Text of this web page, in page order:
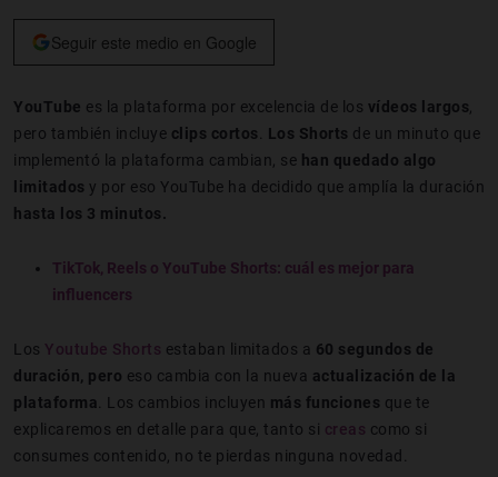
Seguir este medio en Google
YouTube es la plataforma por excelencia de los vídeos largos
pero también incluye clips cortos Los Shorts de un minuto que
implementó la plataforma cambian, se han quedado algo
limitados y por eso YouTube ha decidido que amplía la duración
hasta los 3 minutos.
TikTok, Reels o YouTube Shorts: cuál es mejor para
influencers
Los Youtube Shorts estaban limitados a 60 segundos de
duración, pero eso cambia con la nueva actualización de la
plataforma . Los cambios incluyen más funciones que te
explicaremos en detalle para que, tanto si creas como si
consumes contenido, no te pierdas ninguna novedad.